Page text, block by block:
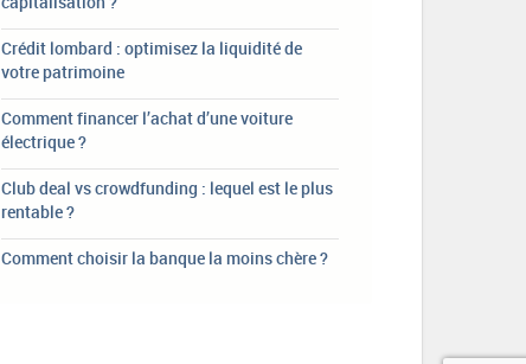
Crédit lombard : optimisez la liquidité de
votre patrimoine
Comment financer l’achat d’une voiture
électrique ?
Club deal vs crowdfunding : lequel est le plus
rentable ?
Comment choisir la banque la moins chère ?